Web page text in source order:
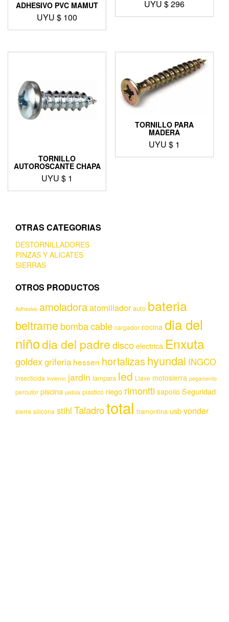
ADHESIVO PVC MAMUT
UYU $ 100
UYU $296
TORNILLO
AUTOROSCANTE CHAPA
UYU $ 1
TORNILLO PARA
MADERA
UYU $ 1
OTRAS CATEGORIAS
DESTORNILLADORES
PINZAS Y ALICATES
SIERRAS
OTROS PRODUCTOS
Adhesivo amoladoraatornillador auto bateria
beltramebombacable cargador cocina dia del
niñodia del padrediscoelectrica Enxuta
goldexgriferia hessen hortalizas hyundai INGCO
insecticida invierno jardin lampara led Llave motosierra pegamento
percutor piscina pistola plastico riego rimontti sapolio Seguridad
sierra silicona stihl Taladrototal tramontina usbvonder